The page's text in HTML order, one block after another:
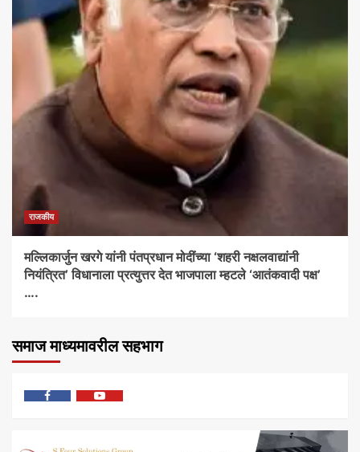
राजकीय
मल्लिकार्जुन खरगे यांनी पंतप्रधान मोदींच्या ‘शहरी नक्षलवाद्यांनी
नियंत्रित’ विधानाला प्रत्युत्तर देत भाजपाला म्हटले ‘आतंकवादी पक्ष’
….
समाज माध्यमावरील सहभाग